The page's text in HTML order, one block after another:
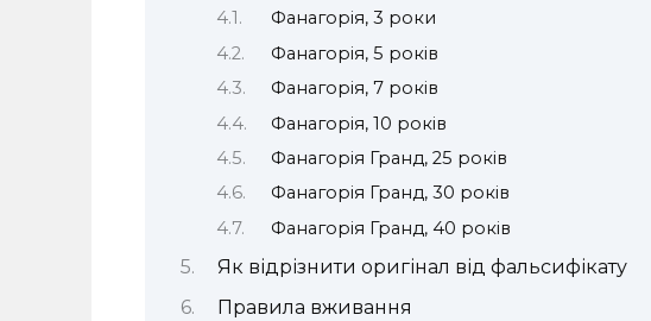
Фанагорія, 3 роки
Фанагорія, 5 років
Фанагорія, 7 років
Фанагорія, 10 років
Фанагорія Гранд, 25 років
Фанагорія Гранд, 30 років
Фанагорія Гранд, 40 років
Як відрізнити оригінал від фальсифікату
Правила вживання